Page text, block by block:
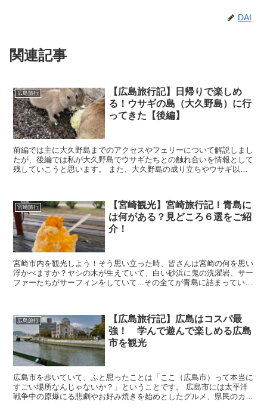
DAI
関連記事
広島旅行
【広島旅行記】日帰りで楽しめ
る！ウサギの島（大久野島）に行
ってきた【後編】
前編では主に大久野島までのアクセスやフェリーについて解説しまし
たが、後編では私が大久野島でウサギたちとの触れ合いを情報として
残していこうと思います。 また、大久野島の成り立ちやウサギ以外
宮崎旅行
【宮崎観光】宮崎旅行記！青島に
は何がある？見どころ６選をご紹
介！
宮崎市内を観光しよう！そう思い立った時、皆さんは宮崎の何を思い
浮かべますか？ヤシの木が生えていて、白い砂浜に鬼の洗濯岩、サー
ファーたちがサーフィンをしていて...その全てが青島に詰まっている
広島旅行
【広島旅行記】広島はコスパ最
強！ 学んで遊んで楽しめる広島
市を観光
広島市を歩いていて、ふと思ったことは「ここ（広島市）って本当に
すごい場所なんじゃないか？」ということです。 広島市には太平洋
戦争中の原爆にる悲劇やお好み焼きを始めとしたグルメ、県民のカー